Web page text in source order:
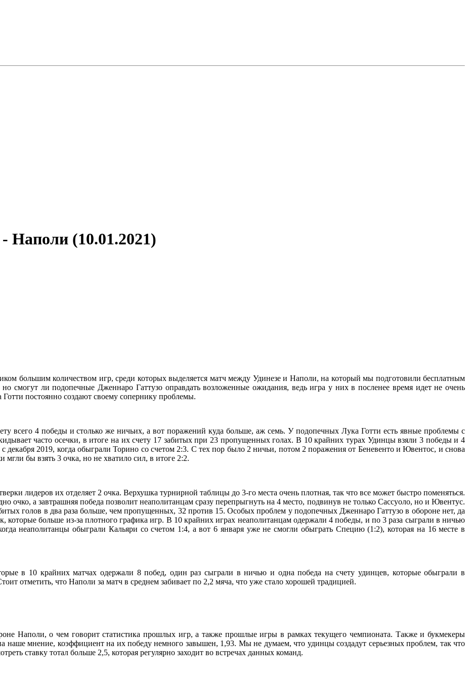
Наполи (10.01.2021)
большим количеством игр, среди которых выделяется матч между Удинезе и Наполи, на который мы подготовили бесплатным
смогут ли подопечные Дженнаро Гаттузо оправдать возложенные ожидания, ведь игра у них в посленее время идет не очень
Готти постоянно создают своему сопернику проблемы.
всего 4 победы и столько же ничьих, а вот поражений куда больше, аж семь. У подопечных Лука Готти есть явные проблемы с
часто осечки, в итоге на их счету 17 забитых при 23 пропущенных голах. В 10 крайних турах Удинцы взяли 3 победы и 4
2019, когда обыграли Торино со счетом 2:3. С тех пор было 2 ничьи, потом 2 поражения от Беневенто и Ювентос, и снова
мгли бы взять 3 очка, но не хватило сил, в итоге 2:2.
лидеров их отделяет 2 очка. Верхушка турнирной таблицы до 3-го места очень плотная, так что все может быстро поменяться.
очко, а завтрашняя победа позволит неаполитанцам сразу перепрыгнуть на 4 место, подвинув не только Сассуоло, но и Ювентус.
голов в два раза больше, чем пропущенных, 32 против 15. Особых проблем у подопечных Дженнаро Гаттузо в обороне нет, да
которые больше из-за плотного графика игр. В 10 крайних играх неаполитанцам одержали 4 победы, и по 3 раза сыграли в ничью
неаполитанцы обыграли Кальяри со счетом 1:4, а вот 6 января уже не смогли обыграть Специю (1:2), которая на 16 месте в
в 10 крайних матчах одержали 8 побед, один раз сыграли в ничью и одна победа на счету удинцев, которые обыграли в
отметить, что Наполи за матч в среднем забивает по 2,2 мяча, что уже стало хорошей традицией.
Наполи, о чем говорит статистика прошлых игр, а также прошлые игры в рамках текущего чемпионата. Также и букмекеры
наше мнение, коэффициент на их победу немного завышен, 1,93. Мы не думаем, что удинцы создадут серьезных проблем, так что
ставку тотал больше 2,5, которая регулярно заходит во встречах данных команд.